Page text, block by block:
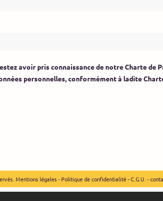
avoir pris connaissance de notre Charte de
personnelles, conformément à ladite
Mentions légales- Politique de confidentialité-C.G.U. -